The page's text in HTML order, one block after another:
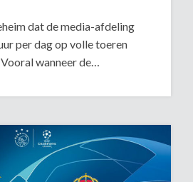
dat de media-afdeling
per dag op volle toeren
wanneer de…